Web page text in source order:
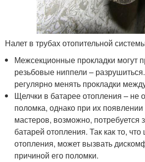
Налет в трубах отопительной
Межсекционные прокладки могут
резьбовые ниппели –
регулярно менять прокладки
Щелчки в батарее отопления – не
поломка, однако при их
мастеров, возможно, потребуется
батарей отопления. Так как то,
отопления, может вызвать
причиной его поломки.